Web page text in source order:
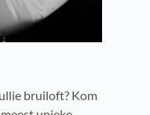
bruiloft? Kom